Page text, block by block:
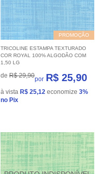
PROMOÇÃO
TRICOLINE ESTAMPA TEXTURADO
COR ROYAL 100% ALGODÃO COM
1,50 LG
de R$ 29,90por R$ 25,90
à vista R$ 25,12 economize 3%
no Pix